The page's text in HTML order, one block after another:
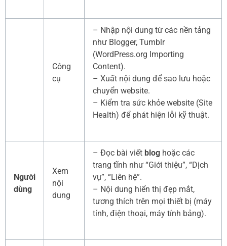
Công
cụ
– Nhập nội dung từ các nền tảng
như Blogger, Tumblr
(WordPress.org Importing
Content).
– Xuất nội dung để sao lưu hoặc
chuyển website.
– Kiểm tra sức khỏe website (Site
Health) để phát hiện lỗi kỹ thuật.
Người
dùng
Xem
nội
dung
– Đọc bài viết blog hoặc các
trang tĩnh như “Giới thiệu”, “Dịch
vụ”, “Liên hệ”.
– Nội dung hiển thị đẹp mắt,
tương thích trên mọi thiết bị (máy
tính, điện thoại, máy tính bảng).